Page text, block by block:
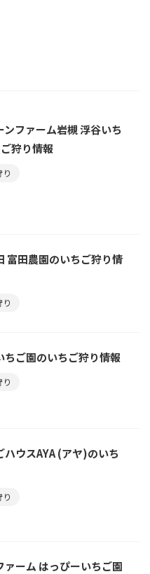
ンファーム岩槻 浮谷いち
狩り情報
富田農園のいちご狩り情
ちご園のいちご狩り情報
ハウスAYA (アヤ)のいち
ァーム はっぴーいちご園